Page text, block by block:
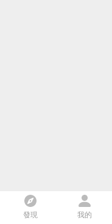
發現 我的